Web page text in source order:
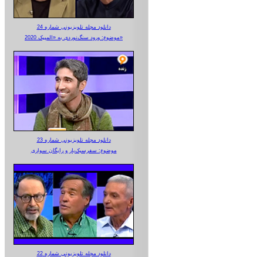
دانلود مجله تلویزیونی شماره 24
موضوع: ورود سنگ‌نوردی به «المپیک 2020»
دانلود مجله تلویزیونی شماره 23
موضوع: سفرسبک‌بار و رایگان سواری
دانلود مجله تلویزیونی شماره 22